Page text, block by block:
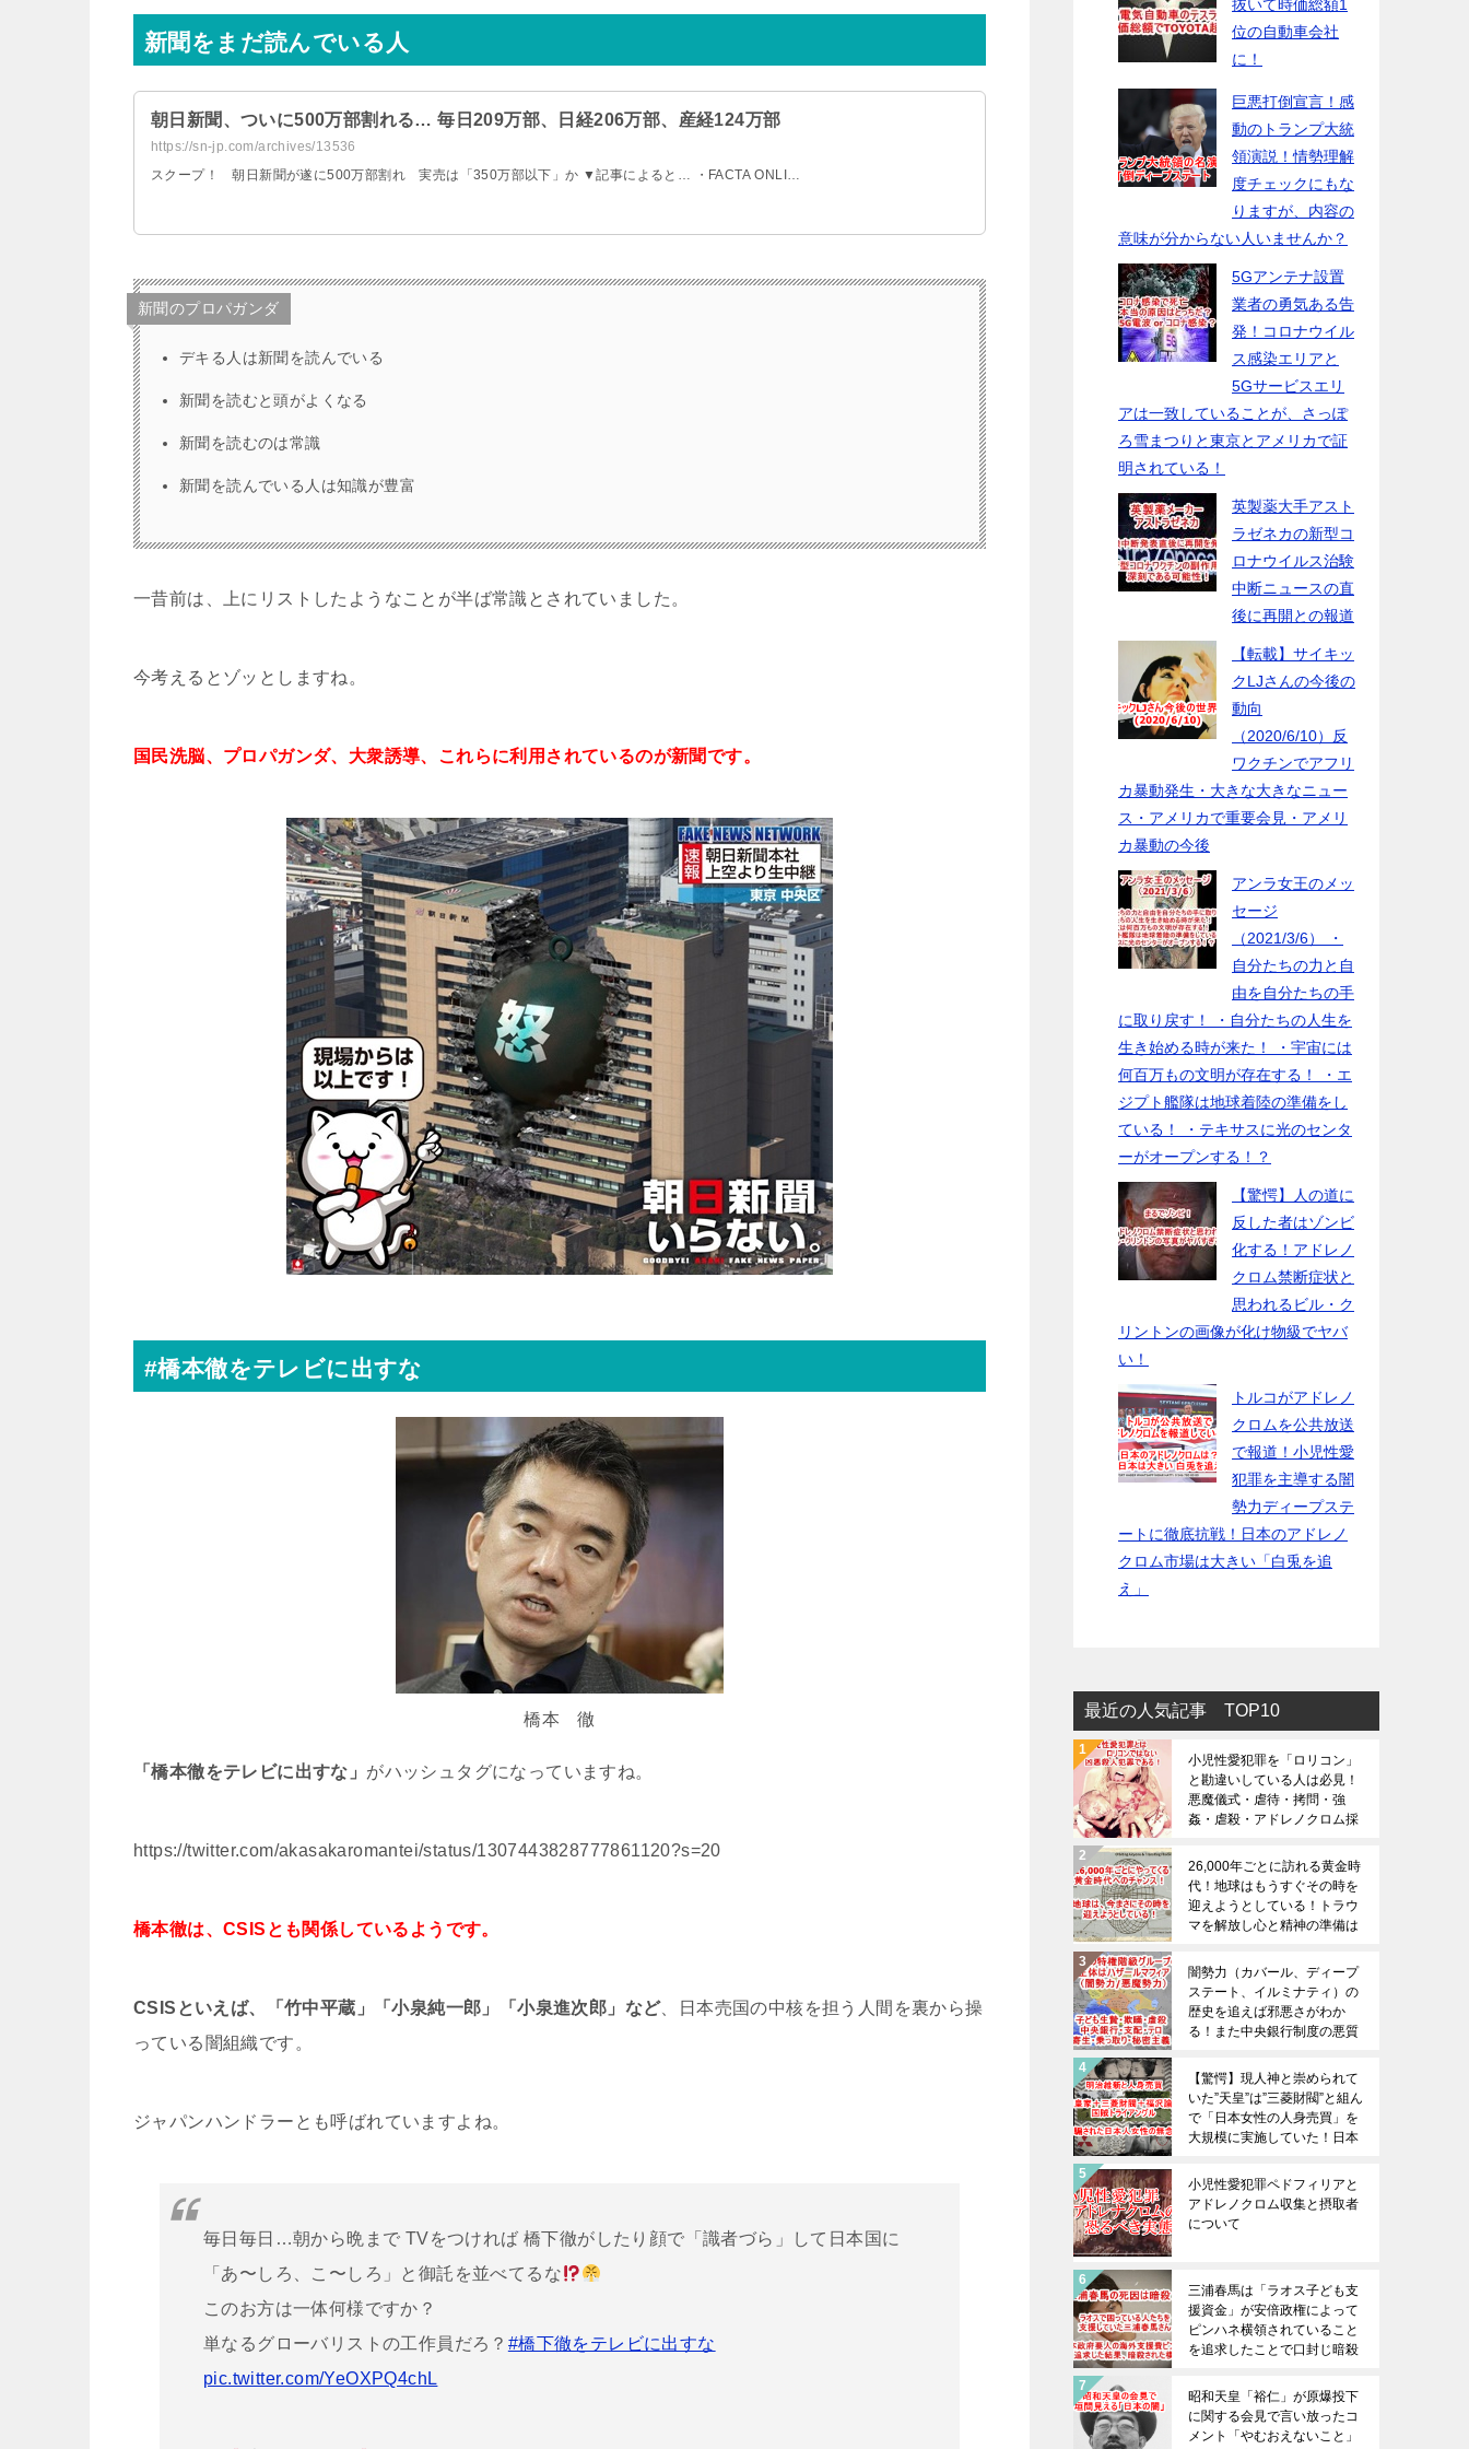
新聞をまだ読んでいる人
朝日新聞、ついに500万部割れる… 毎日209万部、日経206万部、産経124万部
https://sn-jp.com/archives/13536
スクープ！ 朝日新聞が遂に500万部割れ 実売は「350万部以下」か ▼記事によると… ・FACTA ONLI…
新聞のプロパガンダ
デキる人は新聞を読んでいる
新聞を読むと頭がよくなる
新聞を読むのは常識
新聞を読んでいる人は知識が豊富
一昔前は、上にリストしたようなことが半ば常識とされていました。
今考えるとゾッとしますね。
国民洗脳、プロパガンダ、大衆誘導、これらに利用されているのが新聞です。
#橋本徹をテレビに出すな
橋本 徹
「橋本徹をテレビに出すな」 がハッシュタグになっていますね。
https://twitter.com/akasakaromantei/status/1307443828777861120?s=20
橋本徹は、CSISとも関係しているようです。
CSISといえば、「竹中平蔵」「小泉純一郎」「小泉進次郎」など、日本売国の中核を担う人間を裏から操
っている闇組織です。
ジャパンハンドラーとも呼ばれていますよね。
毎日毎日…朝から晩まで TVをつければ 橋下徹がしたり顔で「識者づら」して日本国に
「あ〜しろ、こ〜しろ」と御託を並べてるな
このお方は一体何様ですか？
単なるグローバリストの工作員だろ？ #橋下徹をテレビに出すな
pic.twitter.com/YeOXPQ4chL
抜いて時価総額1
位の自動車会社
に！
巨悪打倒宣言！感
動のトランプ大統
領演説！情勢理解
度チェックにもな
りますが、内容の
意味が分からない人いませんか？
5Gアンテナ設置
業者の勇気ある告
発！コロナウイル
ス感染エリアと
5Gサービスエリ
アは一致していることが、さっぽ
ろ雪まつりと東京とアメリカで証
明されている！
英製薬大手アスト
ラゼネカの新型コ
ロナウイルス治験
中断ニュースの直
後に再開との報道
【転載】サイキッ
クLJさんの今後の
動向
（2020/6/10）反
ワクチンでアフリ
カ暴動発生・大きな大きなニュー
ス・アメリカで重要会見・アメリ
カ暴動の今後
アンラ女王のメッ
セージ
（2021/3/6） ・
自分たちの力と自
由を自分たちの手
に取り戻す！ ・自分たちの人生を
生き始める時が来た！ ・宇宙には
何百万もの文明が存在する！ ・エ
ジプト艦隊は地球着陸の準備をし
ている！ ・テキサスに光のセンタ
ーがオープンする！？
【驚愕】人の道に
反した者はゾンビ
化する！アドレノ
クロム禁断症状と
思われるビル・ク
リントンの画像が化け物級でヤバ
い！
トルコがアドレノ
クロムを公共放送
で報道！小児性愛
犯罪を主導する闇
勢力ディープステ
ートに徹底抗戦！日本のアドレノ
クロム市場は大きい「白兎を追
え」
最近の人気記事 TOP10
小児性愛犯罪を「ロリコン」
と勘違いしている人は必見！
悪魔儀式・虐待・拷問・強
姦・虐殺・アドレノクロム採
（※閲覧注意）
26,000年ごとに訪れる黄金時
代！地球はもうすぐその時を
迎えようとしている！トラウ
マを解放し心と精神の準備は
闇勢力（カバール、ディープ
ステート、イルミナティ）の
歴史を追えば邪悪さがわか
る！また中央銀行制度の悪質
手中にしてきたのかもわか
る！
【驚愕】現人神と崇められて
いた”天皇”は”三菱財閥”と組ん
で「日本女性の人身売買」を
大規模に実施していた！日本
日本人は全員が知るべきです
小児性愛犯罪ペドフィリアと
アドレノクロム収集と摂取者
について
三浦春馬は「ラオス子ども支
援資金」が安倍政権によって
ピンハネ横領されていること
を追求したことで口封じ暗殺
にしてはならない！！日本政
府の腐り具合は想像以上であ
る！
昭和天皇「裕仁」が原爆投下
に関する会見で言い放ったコ
メント「やむおえないこと」